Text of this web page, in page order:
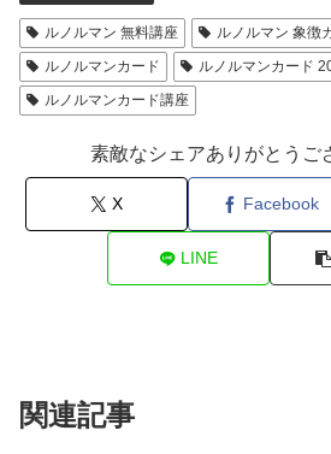
ルノルマン 無料講座
ルノルマン 象徴
ルノルマンカード
ルノルマンカード
ルノルマンカード講座
素敵なシェアありがとうご
X Facebook
LINE
関連記事